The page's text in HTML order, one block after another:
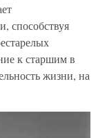
способствуя
к старшим в
жизни, на